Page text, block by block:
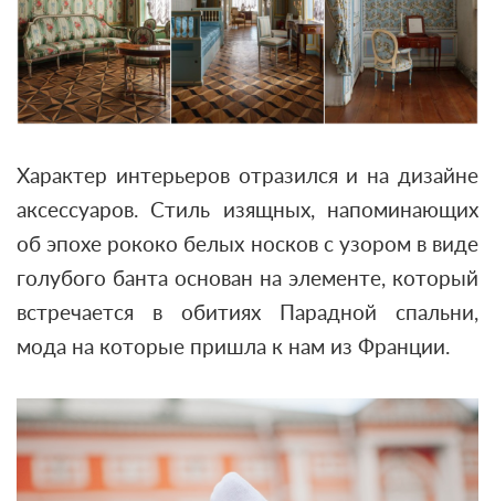
Характер интерьеров отразился и на дизайне
аксессуаров. Стиль изящных, напоминающих
об эпохе рококо белых носков с узором в виде
голубого банта основан на элементе, который
встречается в обитиях Парадной спальни,
мода на которые пришла к нам из Франции.